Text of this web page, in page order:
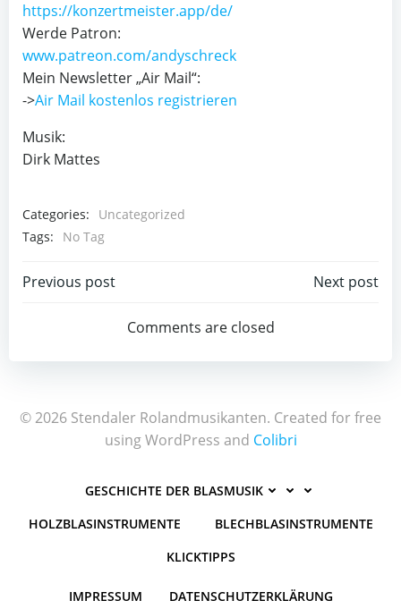
https://konzertmeister.app/de/
Werde Patron:
www.patreon.com/andyschreck
Mein Newsletter „Air Mail“:
->Air Mail kostenlos registrieren
Musik:
Dirk Mattes
Categories:
Uncategorized
Tags:
No Tag
Post
navigation
Previous post
navigation
Next post
Comments are closed
© 2026 Stendaler Rolandmusikanten. Created for free
using WordPress and Colibri
GESCHICHTE DER BLASMUSIK
HOLZBLASINSTRUMENTE
BLECHBLASINSTRUMENTE
KLICKTIPPS
IMPRESSUM DATENSCHUTZERKLÄRUNG